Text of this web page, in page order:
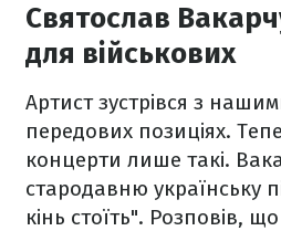
Святослав
для військових
Артист зустрівся з
передових позиціях.
концерти лише такі.
стародавню українську
кінь стоїть". Розповів,